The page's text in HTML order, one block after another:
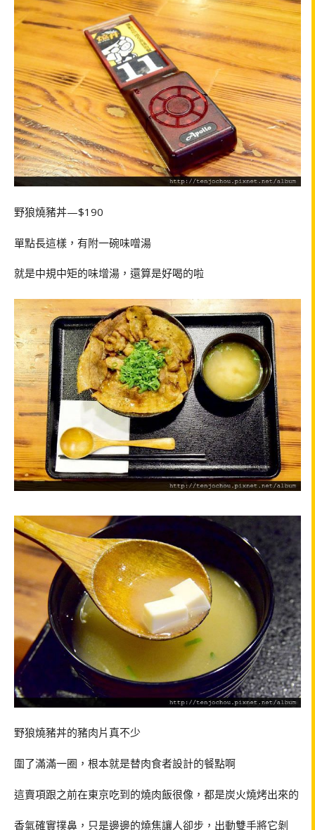
野狼燒豬丼—$190
單點長這樣，有附一碗味噌湯
就是中規中矩的味增湯，還算是好喝的啦
野狼燒豬丼的豬肉片真不少
圍了滿滿一圈，根本就是替肉食者設計的餐點啊
這賣項跟之前在東京吃到的燒肉飯很像，都是炭火燒烤出來的
香氣確實撲鼻，只是邊邊的燒焦讓人卻步，出動雙手將它剝